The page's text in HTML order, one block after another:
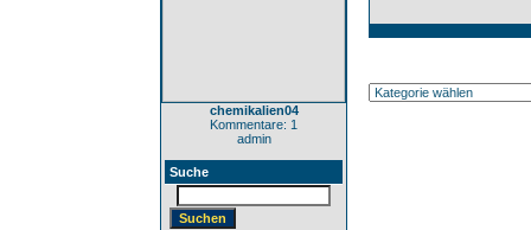
chemikalien04
Kommentare: 1
admin
Suche